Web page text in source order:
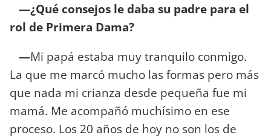
—¿Qué consejos le daba su padre para el
rol de Primera Dama?
—Mi papá estaba muy tranquilo conmigo.
La que me marcó mucho las formas pero más
que nada mi crianza desde pequeña fue mi
mamá. Me acompañó muchísimo en ese
proceso. Los 20 años de hoy no son los de